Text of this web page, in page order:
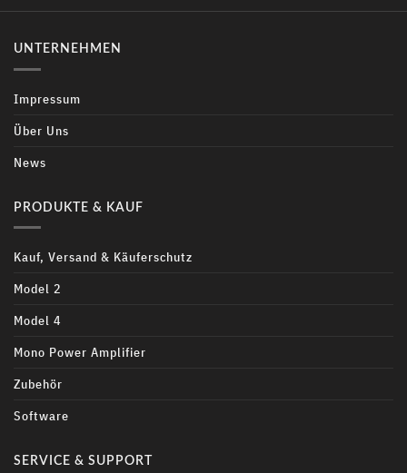
UNTERNEHMEN
Impressum
Über Uns
News
PRODUKTE & KAUF
Kauf, Versand & Käuferschutz
Model 2
Model 4
Mono Power Amplifier
Zubehör
Software
SERVICE & SUPPORT